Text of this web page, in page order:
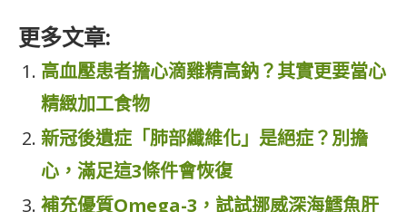
更多文章:
高血壓患者擔心滴雞精高鈉？其實更要當心
精緻加工食物
新冠後遺症「肺部纖維化」是絕症？別擔
心，滿足這3條件會恢復
補充優質Omega-3，試試挪威深海鱈魚肝